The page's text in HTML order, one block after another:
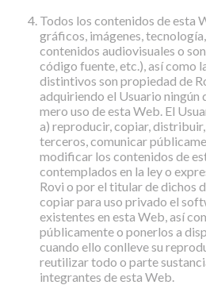
Todos los contenidos de esta
gráficos, imágenes,
contenidos audiovisuales o
código fuente, etc.), así como
distintivos son propiedad de
adquiriendo el Usuario ningún
mero uso de esta Web. El
a) reproducir, copiar,
terceros, comunicar
modificar los contenidos de
contemplados en la ley o
Rovi o por el titular de dichos
copiar para uso privado el
existentes en esta Web, así
públicamente o ponerlos a
cuando ello conlleve su
reutilizar todo o parte
integrantes de esta Web.